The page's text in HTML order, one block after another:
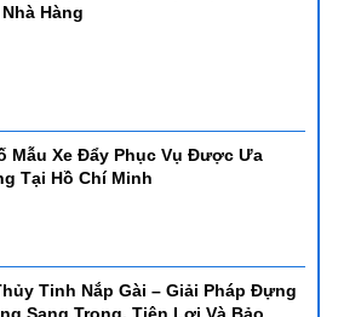
Hàng
Mẫu Xe Đẩy Phục Vụ Được Ưa
Tại Hồ Chí Minh
Tinh Nắp Gài – Giải Pháp Đựng